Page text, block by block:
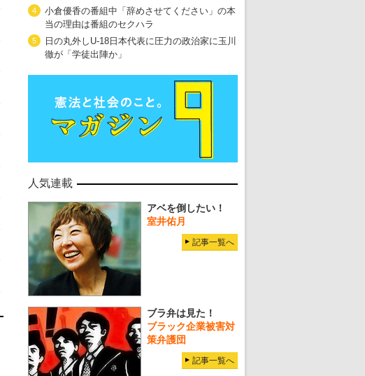
4
小倉優香の番組中「辞めさせてください」の本
当の理由は番組のセクハラ
5
日の丸外しU-18日本代表に圧力の政治家に玉川
徹が「学徒出陣か」
人気連載
アベを倒したい！
室井佑月
記事一覧へ
ブラ弁は見た！
ブラック企業被害対
策弁護団
記事一覧へ